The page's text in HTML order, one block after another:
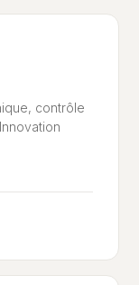
contrôle